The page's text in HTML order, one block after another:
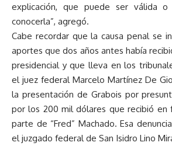
explicación, que puede ser válida
conocerla”, agregó.
Cabe recordar que la causa penal se
aportes que dos años antes había
presidencial y que lleva en los
el juez federal Marcelo Martínez De
la presentación de Grabois por
por los 200 mil dólares que recibió en
parte de “Fred” Machado. Esa
el juzgado federal de San Isidro Lino